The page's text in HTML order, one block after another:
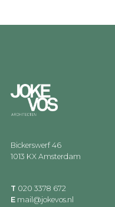
Bickerswerf 46
1013 KX Amsterdam
T 020 3378 672
E mail@jokevos.nl